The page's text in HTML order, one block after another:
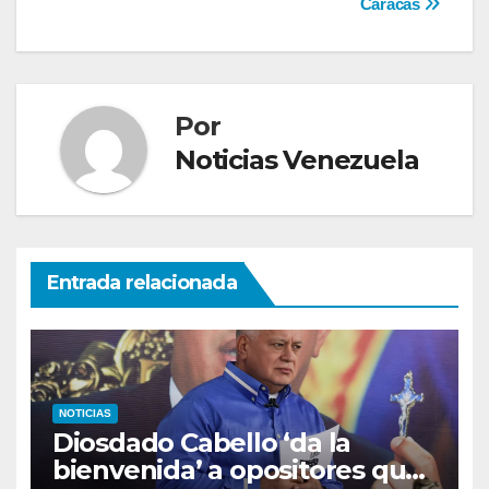
Caracas
Por
Noticias Venezuela
Entrada relacionada
NOTICIAS
Diosdado Cabello ‘da la
bienvenida’ a opositores que